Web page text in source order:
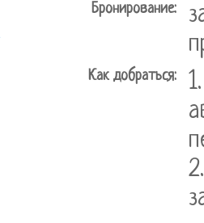
Бронирование:
Как добраться: